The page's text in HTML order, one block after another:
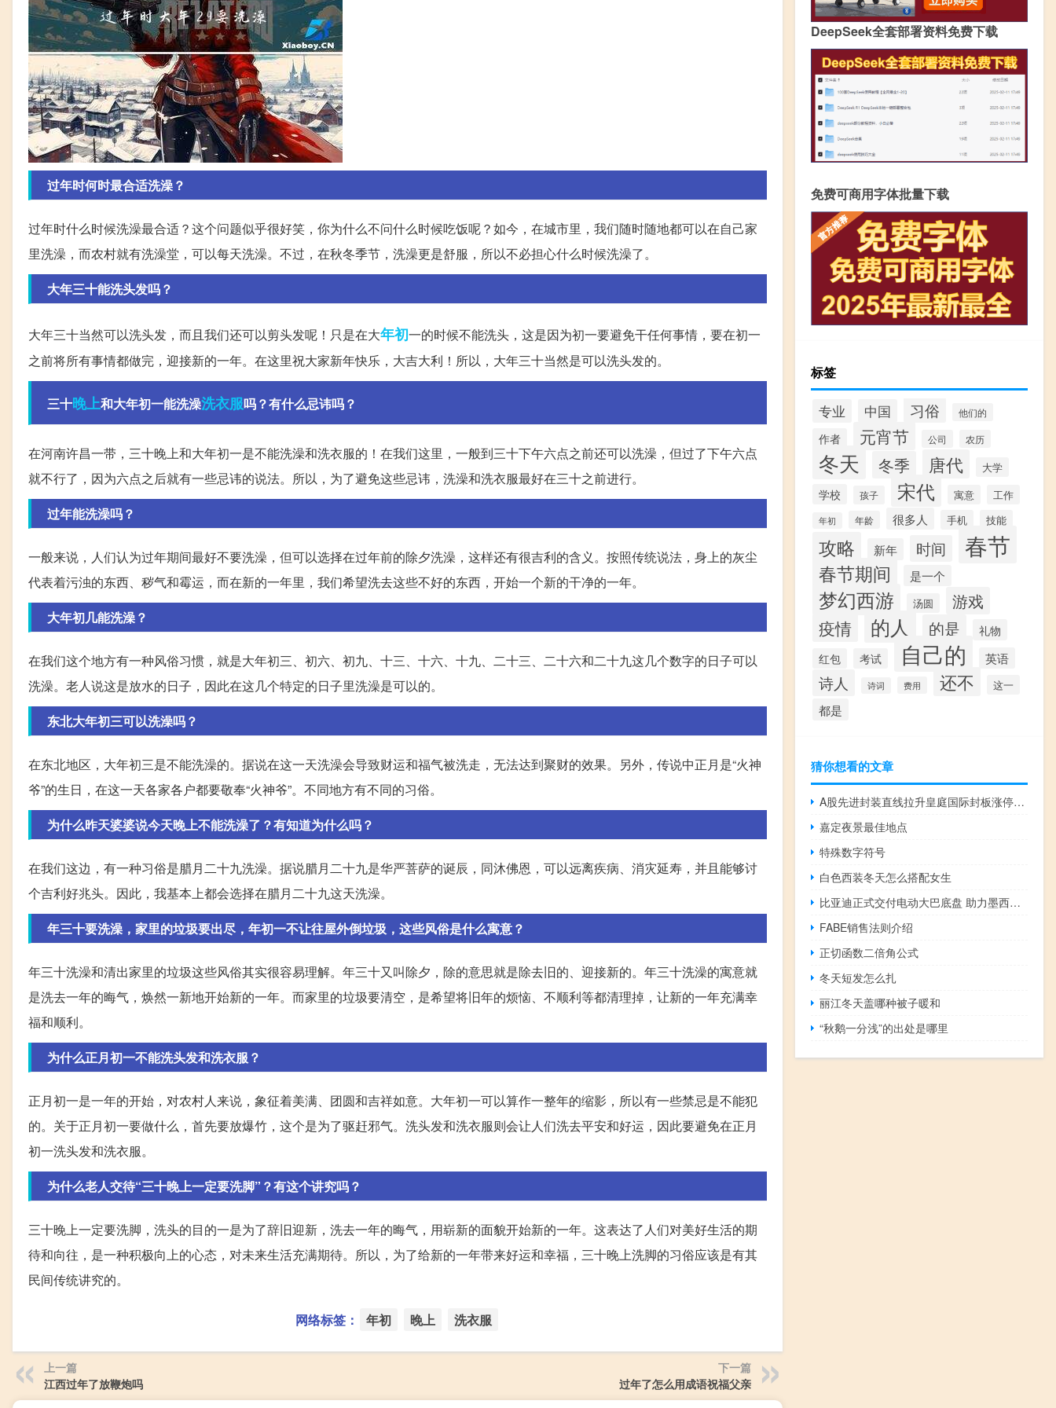
过年时何时最合适洗澡？
过年时什么时候洗澡最合适？这个问题似乎很好笑，你为什么不问什么时候吃饭呢？如今，在城市里，我们随时随地都可以在自己家
里洗澡，而农村就有洗澡堂，可以每天洗澡。不过，在秋冬季节，洗澡更是舒服，所以不必担心什么时候洗澡了。
大年三十能洗头发吗？
大年三十当然可以洗头发，而且我们还可以剪头发呢！只是在大年初一的时候不能洗头，这是因为初一要避免干任何事情，要在初一
之前将所有事情都做完，迎接新的一年。在这里祝大家新年快乐，大吉大利！所以，大年三十当然是可以洗头发的。
三十晚上和大年初一能洗澡洗衣服吗？有什么忌讳吗？
在河南许昌一带，三十晚上和大年初一是不能洗澡和洗衣服的！在我们这里，一般到三十下午六点之前还可以洗澡，但过了下午六点
就不行了，因为六点之后就有一些忌讳的说法。所以，为了避免这些忌讳，洗澡和洗衣服最好在三十之前进行。
过年能洗澡吗？
一般来说，人们认为过年期间最好不要洗澡，但可以选择在过年前的除夕洗澡，这样还有很吉利的含义。按照传统说法，身上的灰尘
代表着污浊的东西、秽气和霉运，而在新的一年里，我们希望洗去这些不好的东西，开始一个新的干净的一年。
大年初几能洗澡？
在我们这个地方有一种风俗习惯，就是大年初三、初六、初九、十三、十六、十九、二十三、二十六和二十九这几个数字的日子可以
洗澡。老人说这是放水的日子，因此在这几个特定的日子里洗澡是可以的。
东北大年初三可以洗澡吗？
在东北地区，大年初三是不能洗澡的。据说在这一天洗澡会导致财运和福气被洗走，无法达到聚财的效果。另外，传说中正月是“火神
爷”的生日，在这一天各家各户都要敬奉“火神爷”。不同地方有不同的习俗。
为什么昨天婆婆说今天晚上不能洗澡了？有知道为什么吗？
在我们这边，有一种习俗是腊月二十九洗澡。据说腊月二十九是华严菩萨的诞辰，同沐佛恩，可以远离疾病、消灾延寿，并且能够讨
个吉利好兆头。因此，我基本上都会选择在腊月二十九这天洗澡。
年三十要洗澡，家里的垃圾要出尽，年初一不让往屋外倒垃圾，这些风俗是什么寓意？
年三十洗澡和清出家里的垃圾这些风俗其实很容易理解。年三十又叫除夕，除的意思就是除去旧的、迎接新的。年三十洗澡的寓意就
是洗去一年的晦气，焕然一新地开始新的一年。而家里的垃圾要清空，是希望将旧年的烦恼、不顺利等都清理掉，让新的一年充满幸
福和顺利。
为什么正月初一不能洗头发和洗衣服？
正月初一是一年的开始，对农村人来说，象征着美满、团圆和吉祥如意。大年初一可以算作一整年的缩影，所以有一些禁忌是不能犯
的。关于正月初一要做什么，首先要放爆竹，这个是为了驱赶邪气。洗头发和洗衣服则会让人们洗去平安和好运，因此要避免在正月
初一洗头发和洗衣服。
为什么老人交待“三十晚上一定要洗脚”？有这个讲究吗？
三十晚上一定要洗脚，洗头的目的一是为了辞旧迎新，洗去一年的晦气，用崭新的面貌开始新的一年。这表达了人们对美好生活的期
待和向往，是一种积极向上的心态，对未来生活充满期待。所以，为了给新的一年带来好运和幸福，三十晚上洗脚的习俗应该是有其
民间传统讲究的。
网络标签： 年初 晚上 洗衣服
上一篇
江西过年了放鞭炮吗
下一篇
过年了怎么用成语祝福父亲
DeepSeek全套部署资料免费下载
免费可商用字体批量下载
标签
专业 中国 习俗 他们的
作者 元宵节 公司 农历
冬天 冬季 唐代 大学
学校 孩子 宋代 寓意 工作
年初 年龄 很多人 手机 技能
攻略 新年 时间 春节
春节期间 是一个
梦幻西游 汤圆 游戏
疫情 的人 的是 礼物
红包 考试 自己的 英语
诗人 诗词 费用 还不 这一
都是
猜你想看的文章
A股先进封装直线拉升皇庭国际封板涨停易天股份涨超8%炬光科技、同兴达、文一科技等跟涨
嘉定夜景最佳地点
特殊数字符号
白色西装冬天怎么搭配女生
比亚迪正式交付电动大巴底盘 助力墨西哥新莱昂州绿色交通转型
FABE销售法则介绍
正切函数二倍角公式
冬天短发怎么扎
丽江冬天盖哪种被子暖和
“秋鹅一分浅”的出处是哪里